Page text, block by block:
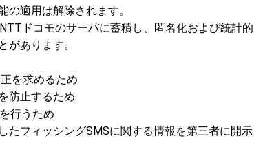
適用は解除されます。
ドコモのサーバに蓄積し、匿名化および統計的
があります。
を求めるため
防止するため
行うため
たフィッシングSMSに関する情報を第三者に開示